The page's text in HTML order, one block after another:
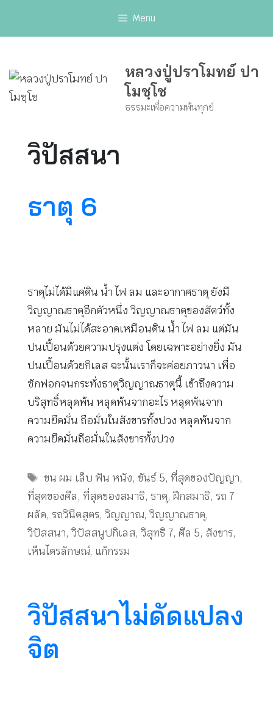
Menu
หลวงปู่ปราโมทย์ ปา
โมชฺโช
ธรรมะเพื่อความพ้นทุกข์
วิปัสสนา
ธาตุ 6
ธาตุไม่ได้มีแค่ดิน น้ำ ไฟ ลม และอากาศธาตุ ยังมี
วิญญาณธาตุอีกตัวหนึ่ง วิญญาณธาตุของสัตว์ทั้ง
หลาย มันไม่ได้สะอาดเหมือนดิน น้ำ ไฟ ลม แต่มัน
ปนเปื้อนด้วยความปรุงแต่ง โดยเฉพาะอย่างยิ่ง มัน
ปนเปื้อนด้วยกิเลส ฉะนั้นเราก็จะค่อยภาวนา เพื่อ
ซักฟอกจนกระทั่งธาตุวิญญาณธาตุนี้ เข้าถึงความ
บริสุทธิ์หลุดพ้น หลุดพ้นจากอะไร หลุดพ้นจาก
ความยึดมั่น ถือมั่นในสังขารทั้งปวง หลุดพ้นจาก
ความยึดมั่นถือมั่นในสังขารทั้งปวง
Tags
ขน ผม เล็บ ฟัน หนัง, ขันธ์ 5, ที่สุดของปัญญา,
ที่สุดของศีล, ที่สุดของสมาธิ, ธาตุ, ฝึกสมาธิ, รถ 7
ผลัด, รถวินีตสูตร, วิญญาณ, วิญญาณธาตุ,
วิปัสสนา, วิปัสสนูปกิเลส, วิสุทธิ 7, ศีล 5, สังขาร,
เห็นไตรลักษณ์, แก้กรรม
วิปัสสนาไม่ดัดแปลง
จิต